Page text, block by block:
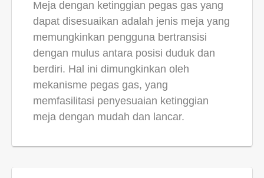
Meja dengan ketinggian pegas gas yang
dapat disesuaikan adalah jenis meja yang
memungkinkan pengguna bertransisi
dengan mulus antara posisi duduk dan
berdiri. Hal ini dimungkinkan oleh
mekanisme pegas gas, yang
memfasilitasi penyesuaian ketinggian
meja dengan mudah dan lancar.